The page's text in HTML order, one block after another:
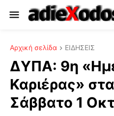
Αρχική σελίδα ΕΙΔΗΣΕΙΣ
ΔΥΠΑ: 9η
Καριέρας»
Σάββατο 1